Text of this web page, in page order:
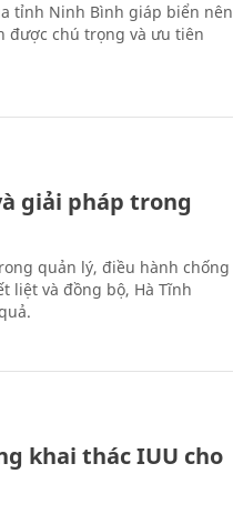
tỉnh Ninh Bình giáp biển nên
được chú trọng và ưu tiên
giải pháp trong
quản lý, điều hành chống
liệt và đồng bộ, Hà Tĩnh
khai thác IUU cho